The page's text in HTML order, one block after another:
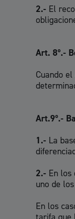
La
2.- El
Art. 8º.-
Cuando
Art.9º.-
1.- La
2.- En los
uno de
En los